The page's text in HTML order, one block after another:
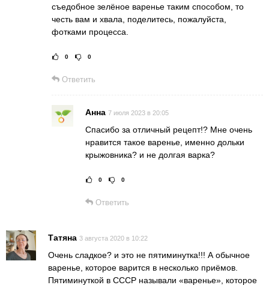
съедобное зелёное варенье таким способом, то
честь вам и хвала, поделитесь, пожалуйста,
фотками процесса.
Рейтинг статьи:
0 0
Ответить
Анна 7 июля 2023 в 20:05
Спасибо за отличный рецепт!? Мне очень
нравится такое варенье, именно дольки
крыжовника? и не долгая варка?
Рейтинг статьи:
0 0
Ответить
Татяна 3 августа 2020 в 10:22
Очень сладкое? и это не пятиминутка!!! А обычное
варенье, которое варится в несколько приёмов.
Пятиминуткой в СССР называли «варенье», которое